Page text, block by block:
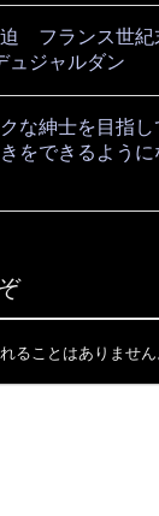
迫 フランス世
ュジャルダン
な紳士を目指
をできるよう
ることはありません